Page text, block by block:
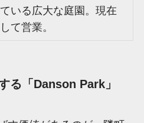
いる広大な庭園。現在
て営業。
る「Danson Park」